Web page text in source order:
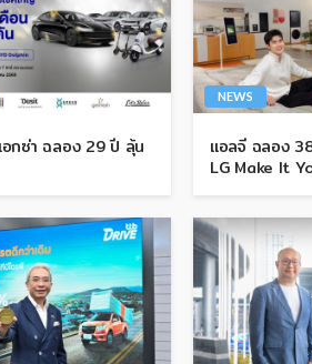
กซ่า ฉลอง 29 ปี ลุ้น
NEWS
แอลจี ฉลอง
LG Make It